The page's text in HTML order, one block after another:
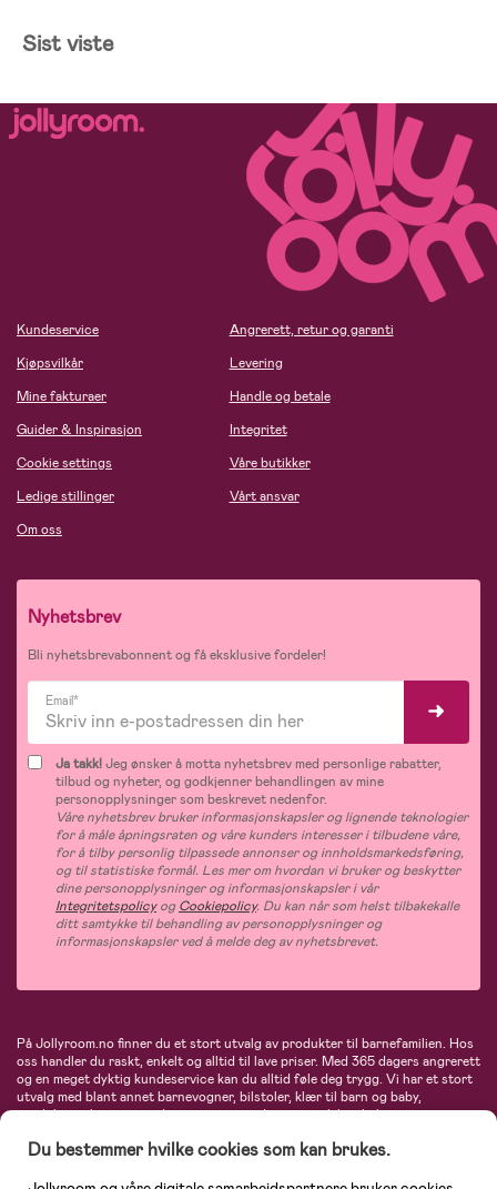
Sist viste
Kundeservice
Kjøpsvilkår
Mine fakturaer
Guider & Inspirasjon
Cookie settings
Ledige stillinger
Om oss
Angrerett, retur og garanti
Levering
Handle og betale
Integritet
Våre butikker
Vårt ansvar
Nyhetsbrev
Bli nyhetsbrevabonnent og få eksklusive fordeler!
Email*
Ja takk!Jeg ønsker å motta nyhetsbrev med personlige rabatter,
tilbud og nyheter, og godkjenner behandlingen av mine
personopplysninger som beskrevet nedenfor.
Våre nyhetsbrev bruker informasjonskapsler og lignende teknologier
for å måle åpningsraten og våre kunders interesser i tilbudene våre,
for å tilby personlig tilpassede annonser og innholdsmarkedsføring,
og til statistiske formål. Les mer om hvordan vi bruker og beskytter
dine personopplysninger og informasjonskapsler i vår
IntegritetspolicyogCookiepolicy. Du kan når som helst tilbakekalle
ditt samtykke til behandling av personopplysninger og
informasjonskapsler ved å melde deg av nyhetsbrevet.
På Jollyroom.no finner du et stort utvalg av produkter til barnefamilien. Hos
oss handler du raskt, enkelt og alltid til lave priser. Med 365 dagers angrerett
og en meget dyktig kundeservice kan du alltid føle deg trygg. Vi har et stort
utvalg med blant annet barnevogner, bilstoler, klær til barn og baby,
produkter til mor, mengder av inspirerende interiør, leker, babyustyr og mye
Maxi-Cosi, Baby Jogger, BabyBjörn, Didriksons, KidKraft, Ergobaby, Philips
Du bestemmer hvilke cookies som kan brukes.